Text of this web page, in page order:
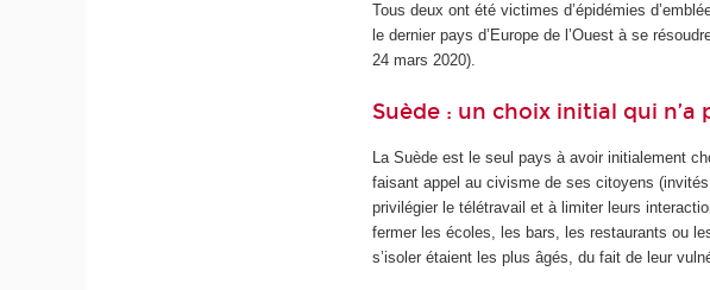
Tous deux ont été victimes d’épidémies
le dernier pays d’Europe de l’Ouest à se
24 mars 2020).
Suède : un choix initial qui n’a
La Suède est le seul pays à avoir initialement
faisant appel au civisme de ses citoyens
privilégier le télétravail et à limiter leurs
fermer les écoles, les bars, les restaurants ou
s’isoler étaient les plus âgés, du fait de leur